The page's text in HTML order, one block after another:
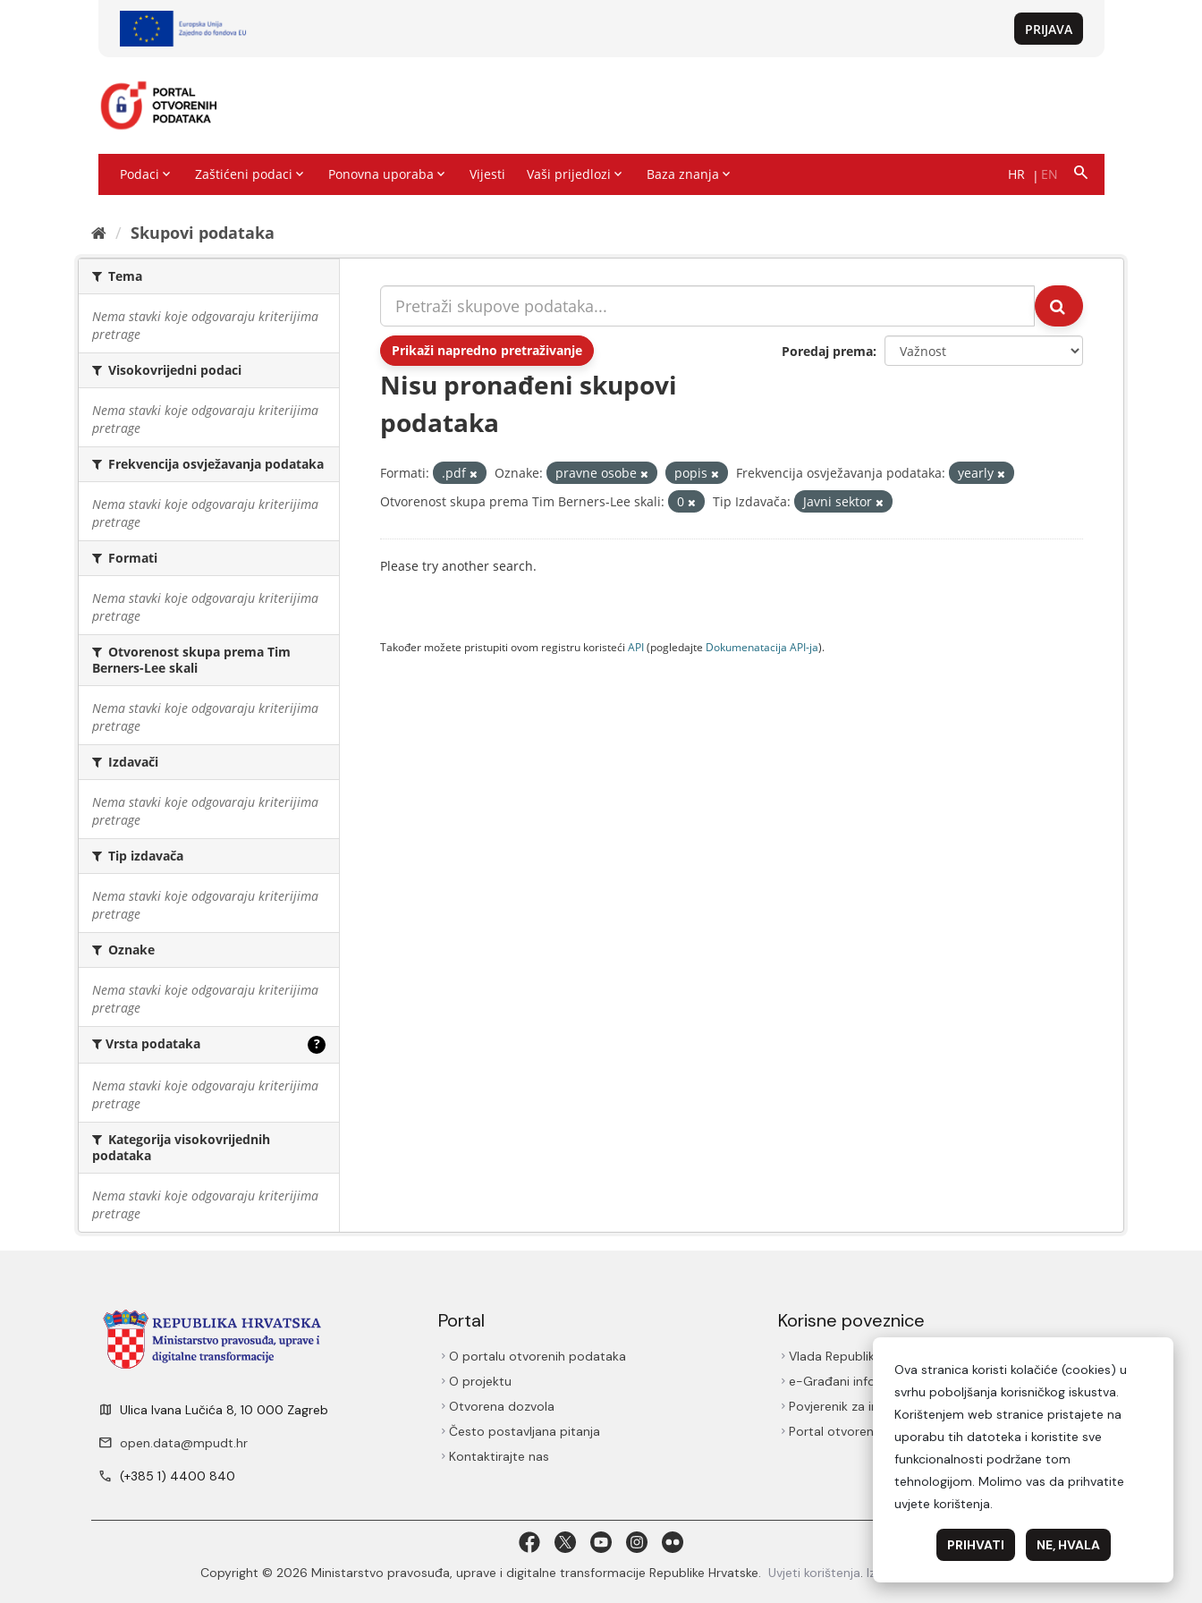
Skupovi podаtаkа
Tema
Nema stavki koje odgovaraju kriterijima
pretrage
Visokovrijedni podaci
Nema stavki koje odgovaraju kriterijima
pretrage
Frekvencija osvježavanja podataka
Nema stavki koje odgovaraju kriterijima
pretrage
Formati
Nema stavki koje odgovaraju kriterijima
pretrage
Otvorenost skupa prema Tim
Berners-Lee skali
Nema stavki koje odgovaraju kriterijima
pretrage
Izdavači
Nema stavki koje odgovaraju kriterijima
pretrage
Tip izdavača
Nema stavki koje odgovaraju kriterijima
pretrage
Oznake
Nema stavki koje odgovaraju kriterijima
pretrage
Vrsta podataka ?
Nema stavki koje odgovaraju kriterijima
pretrage
Kategorija visokovrijednih
podataka
Nema stavki koje odgovaraju kriterijima
pretrage
Prikaži napredno pretraživanje Poredaj prema
Nisu pronađeni skupovi
podataka
Formati: .pdf Oznake: pravne osobe popis Frekvencija osvježavanja podataka:
yearly
Otvorenost skupa prema Tim Berners-Lee skali:
0 Tip Izdavača: Javni sektor
Please try another search.
Također možete pristupiti ovom registru koristeći API(pogledajte Dokumenаtаcijа API-jа).